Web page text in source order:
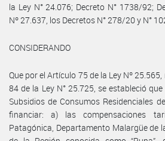
la Ley N° 24.076; Decreto N° 1738/92;
Nº 27.637, los Decretos N° 278/20 y N°
CONSIDERANDO
Que por el Artículo 75 de la Ley Nº
84 de la Ley N° 25.725, se estableció
Subsidios de Consumos Residenciales
financiar: a) las compensaciones
Patagónica, Departamento Malargüe de